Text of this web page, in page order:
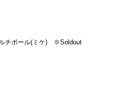
チボール(ミケ)　※Soldout